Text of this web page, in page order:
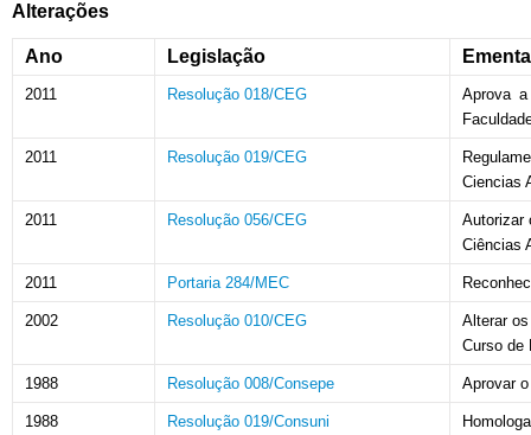
Alterações
Ano Legislação Ementa
2011 Resolução 018/CEG
Aprova
2011 Resolução 019/CEG
Ciencias
2011 Resolução 056/CEG
Autorizar
Ciências
2011 Portaria 284/MEC
2002 Resolução 010/CEG
Alterar
Curso de
1988 Resolução 008/Consepe Aprovar
1988 Resolução 019/Consuni